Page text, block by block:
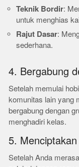
Teknik Bordir:
untuk menghias
Rajut Dasar:
sederhana.
4. Bergabung
Setelah memulai
komunitas lain yang
bergabung dengan
menghadiri kelas.
5.
Setelah Anda